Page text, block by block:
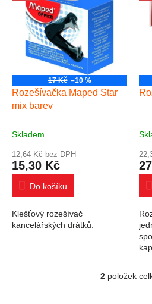
17 Kč –10 %
Rozešívačka Maped Star
mix barev
Skladem
12,64 Kč bez DPH
15,30 Kč
Do košíku
Klešťový rozešívač
kancelářských drátků.
2 položek